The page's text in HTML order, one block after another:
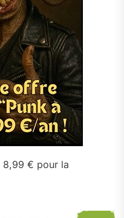
8,99 € pour la